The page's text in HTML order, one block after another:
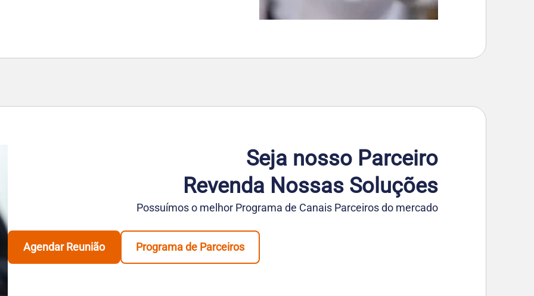
Seja nosso Parceiro
Revenda Nossas Soluções
Possuímos o melhor Programa de Canais Parceiros do mercado
Agendar Reunião Programa de Parceiros